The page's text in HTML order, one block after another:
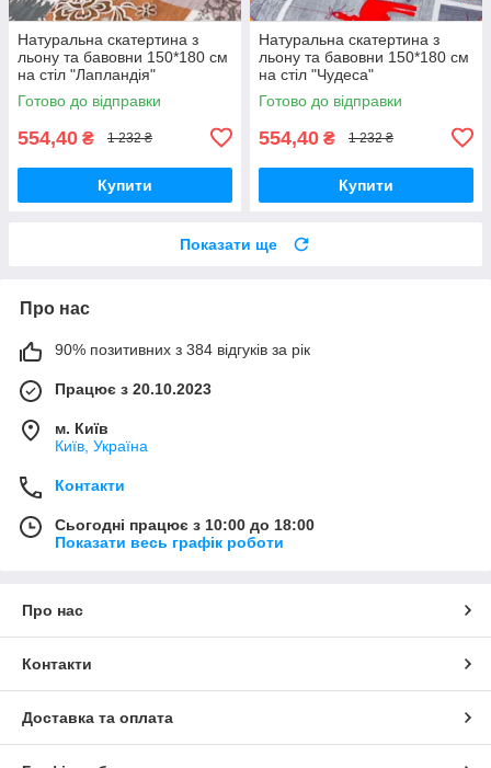
Натуральна скатертина з
льону та бавовни 150*180 см
на стіл "Лапландія"
Готово до відправки
554,40 ₴ 1 232 ₴
Купити
Натуральна скатертина з
льону та бавовни 150*180 см
на стіл "Чудеса"
Готово до відправки
554,40 ₴ 1 232 ₴
Купити
Показати ще
Про нас
90% позитивних з 384 відгуків за рік
Працює з 20.10.2023
м. Київ
Київ, Україна
Контакти
Сьогодні працює з 10:00 до 18:00
Показати весь графік роботи
Про нас
Контакти
Доставка та оплата